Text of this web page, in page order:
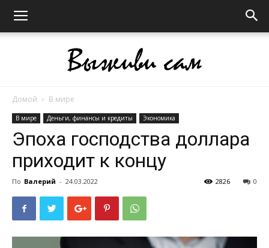
сам
Домой В мире
В мире Деньги, финансы и кредиты Экономика
Эпоха господства доллара
приходит к концу
По Валерий - 24.03.2022 0
2826